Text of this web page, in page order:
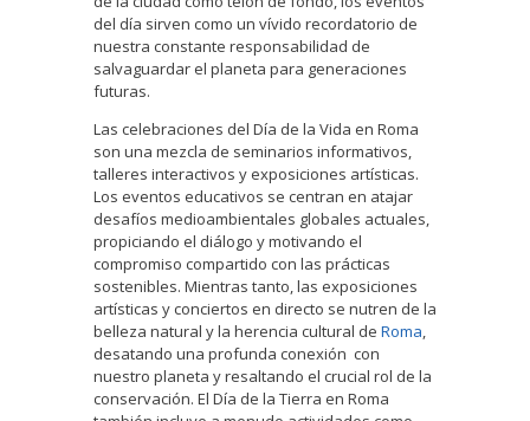
del día sirven como un vívido recordatorio de
nuestra constante responsabilidad de
salvaguardar el planeta para generaciones
futuras.
Las celebraciones del Día de la Vida en Roma
son una mezcla de seminarios informativos,
talleres interactivos y exposiciones artísticas.
Los eventos educativos se centran en atajar
desafíos medioambientales globales actuales,
propiciando el diálogo y motivando el
compromiso compartido con las prácticas
sostenibles. Mientras tanto, las exposiciones
artísticas y conciertos en directo se nutren de la
belleza natural y la herencia cultural de Roma,
desatando una profunda conexión con
nuestro planeta y resaltando el crucial rol de la
conservación. El Día de la Tierra en Roma